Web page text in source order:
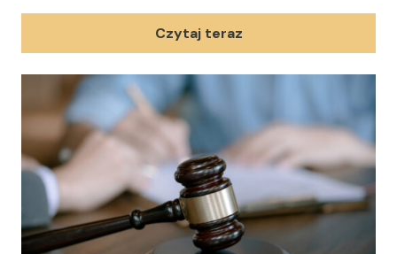
Czytaj teraz